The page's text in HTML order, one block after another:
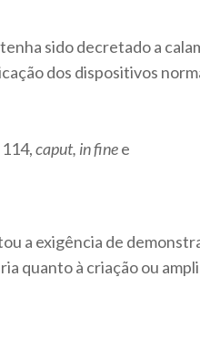
sido decretado a
dos dispositivos
caput, in finee
a exigência de
quanto à criação ou